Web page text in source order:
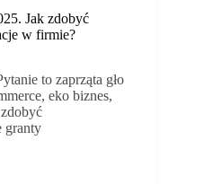
Jak zdobyć
w firmie?
to zaprząta gło
,eko biznes,
granty